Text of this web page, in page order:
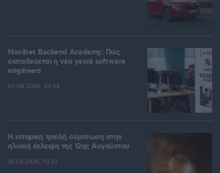
Novibet Backend Academy: Πώς
εκπαιδεύεται η νέα γενιά software
engineers
05.08.2026, 09:44
Η ιστορική τριπλή σύμπτωση στην
ηλιακή έκλειψη της 12ης Αυγούστου
10.08.2026, 10:23